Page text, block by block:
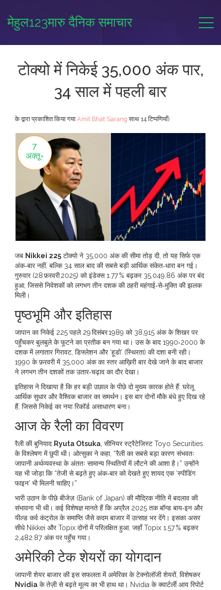
मेहुल123मारु दैनिक समाचार
टोक्यो में निकेई 35,000 अंक पार,
34 साल में पहली बार
के द्वारा प्रकाशित किया गया Amit Bhat Sarang साथ 14 टिप्पणियाँ)
7
अक्तू॰
जब Nikkei 225 टोक्योने 35,000 अंक की सीमा तोड़ दी, तो यह सिर्फ एक
अंक‑बार नहीं, बल्कि 34 साल बाद की सबसे बड़ी आर्थिक संकेत‑धारा बन गई।
गुरुवार (28 फ़रवरी 2025) को इंडेक्स 1.77 % बढ़कर 35,049.86 अंक पर बंद
हुआ, जिससे निवेशकों को लगभग तीन दशक की ठहरी महंगाई‑से‑मुक्ति की झलक
मिली।
पृष्ठभूमि और इतिहास
जापान का निकेई 225 पहले 29 दिसंबर 1989 को 38,915 अंक के शिखर पर
पहुँचकर बुलबुले के फूटने का प्रतीक बन गया था। उस के बाद 1990‑2000 के
दशक में लगातार गिरावट, डिफ्लेशन और ‘हूडो’ (स्थिरता) की दशा बनी रही।
1990 के फ़रवरी में 35,000 अंक का स्तर आख़िरी बार देखे जाने के बाद बाजार
ने लगभग तीन दशकों तक उतार‑चढ़ाव का दौर देखा।
इतिहास ने दिखाया है कि हर बड़ी उछाल के पीछे दो मुख्य कारक होते हैं: घरेलू
आर्थिक सुधार और वैश्विक बाजार का समर्थन। इस बार दोनों मौके बंधे हुए दिख रहे
हैं, जिससे निकेई का नया रिकॉर्ड असाधारण बना।
आज के रैली का विवरण
रैली की बुनियाद Ryuta Otsuka, सीनियर स्ट्रैटेजिस्ट Toyo Securities
के विश्लेषण में छुपी थी। ओत्सुका ने कहा, “रैली का सबसे बड़ा कारण संभवतः
जापानी अर्थव्यवस्था के अंततः सामान्य स्थितियों में लौटने की आशा है।” उन्होंने
यह भी जोड़ा कि “तेजी से बढ़ते हुए अंक‑बार को देखते हुए शायद एक ‘स्पीडिंग
फाइन’ भी मिलनी चाहिए।”
भारी उठान के पीछे बीजेज़ (Bank of Japan) की मौद्रिक नीति में बदलाव की
संभावना भी थी। कई विशेषज्ञ मानते हैं कि अप्रैल 2025 तक बॉन्ड बाय‑इन और
यील्ड कर्व कंट्रोल के समाप्ति जैसे कदम बाजार में उत्साह भर देंगे। इसका असर
सीधे Nikkei और Topix दोनों में परिलक्षित हुआ, जहाँ Topix 1.57 % बढ़कर
2,482.87 अंक पर पहुँच गया।
अमेरिकी टेक शेयरों का योगदान
जापानी शेयर बाजार की इस सफलता में अमेरिका के टेक्नोलॉजी शेयरों, विशेषकर
Nvidia के तेज़ी से बढ़ते मूल्य का भी हाथ था। Nvidia के क्वार्टर्ली आय रिपोर्ट